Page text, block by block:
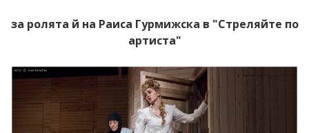
за ролята й на Раиса Гурмижска в "Стреляйте по
артиста"